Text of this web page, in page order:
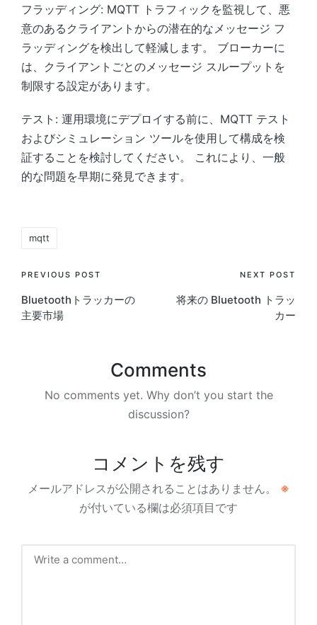
フラッディング: MQTT トラフィックを監視して、悪
意のあるクライアントからの潜在的なメッセージ フ
ラッディングを検出して軽減します。 ブローカーに
は、クライアントごとのメッセージ スループットを
制限する設定があります。
テスト: 運用環境にデプロイする前に、MQTT テスト
およびシミュレーション ツールを使用して構成を検
証することを検討してください。 これにより、一般
的な問題を早期に発見できます。
mqtt
Post
navigation
PREVIOUS POST
Bluetoothトラッカーの
主要市場
NEXT POST
将来の Bluetooth トラッ
カー
Comments
No comments yet. Why don’t you start the
discussion?
コメントを残す
メールアドレスが公開されることはありません。
※
が付いている欄は必須項目です